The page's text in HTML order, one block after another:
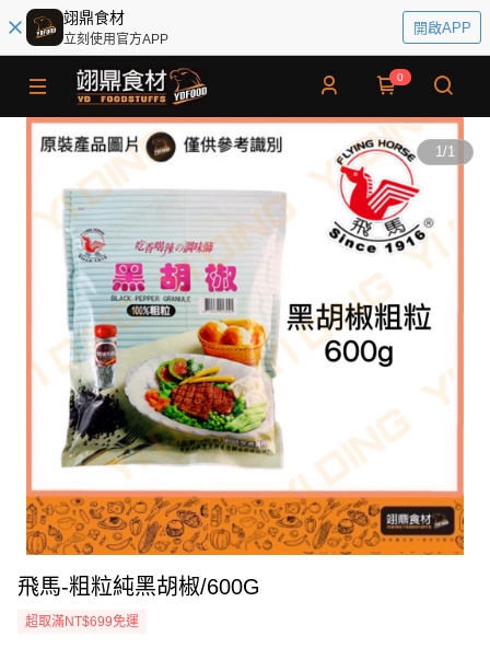
翊鼎食材
立刻使用官方APP
開啟APP
0
1/1
飛馬-粗粒純黑胡椒/600G
超取滿NT$699免運